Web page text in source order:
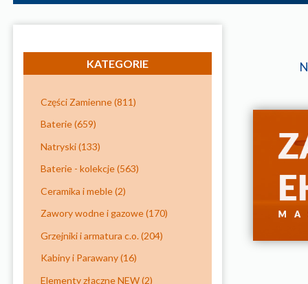
KATEGORIE
Części Zamienne(811)
Baterie(659)
Natryski(133)
Baterie - kolekcje(563)
Ceramika i meble(2)
Zawory wodne i gazowe(170)
Grzejniki i armatura c.o.(204)
Kabiny i Parawany(16)
Elementy złączne NEW(2)